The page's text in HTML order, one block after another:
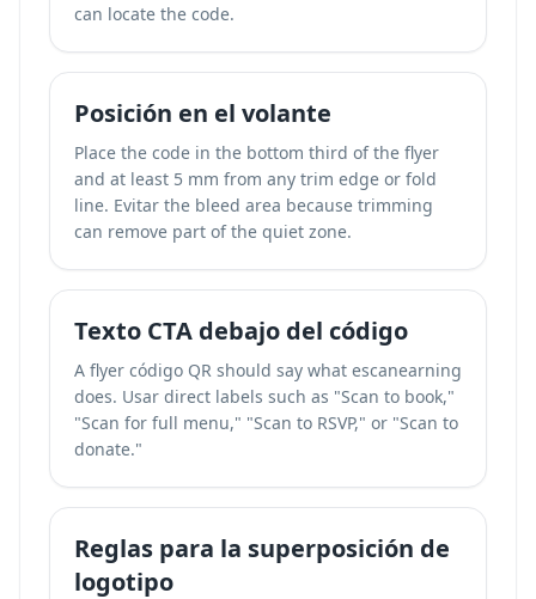
can locate the code.
Posición en el volante
Place the code in the bottom third of the flyer
and at least 5 mm from any trim edge or fold
line. Evitar the bleed area because trimming
can remove part of the quiet zone.
Texto CTA debajo del código
A flyer código QR should say what escanearning
does. Usar direct labels such as "Scan to book,"
"Scan for full menu," "Scan to RSVP," or "Scan to
donate."
Reglas para la superposición de
logotipo